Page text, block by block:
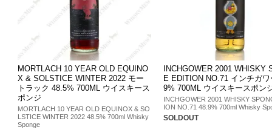
MORTLACH 10 YEAR OLD EQUINO
X & SOLSTICE WINTER 2022 モー
トラック 48.5% 700ML ウイスキース
ポンジ
MORTLACH 10 YEAR OLD EQUINOX & SO
LSTICE WINTER 2022 48.5% 700ml Whisky
Sponge
INCHGOWER 2001 WHISKY
E EDITION NO.71 インチガ
9% 700ML ウイスキースポン
INCHGOWER 2001 WHISKY
ION NO.71 48.9% 700ml Whisky
SOLDOUT